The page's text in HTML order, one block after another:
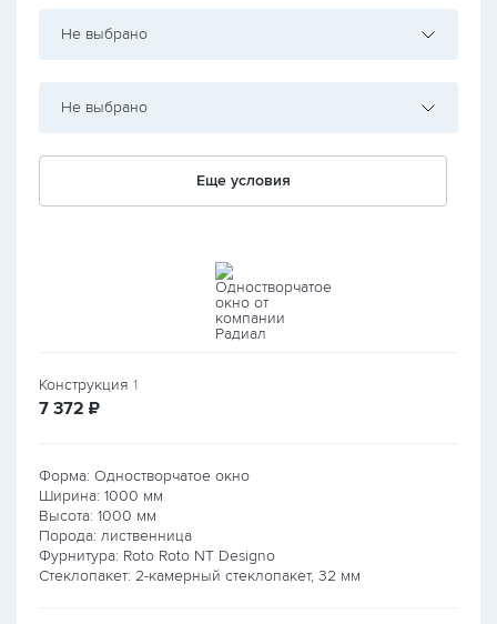
Не выбрано
Не выбрано
Еще условия
Конструкция 1
7 372 руб.
₽
Форма: Одностворчатое окно
Ширина: 1000 мм
Высота: 1000 мм
Порода: лиственница
Фурнитура: Roto Roto NT Designo
Стеклопакет: 2-камерный стеклопакет, 32 мм